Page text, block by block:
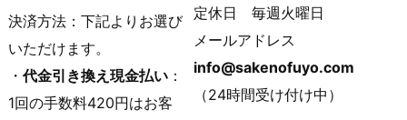
決済方法：下記よりお選び
いただけます。
・ 代金引き換え現金払い ：
1回の手数料420円はお客
定休日 毎週火曜日
メールアドレス
info@sakenofuyo.com
（24時間受け付け中）